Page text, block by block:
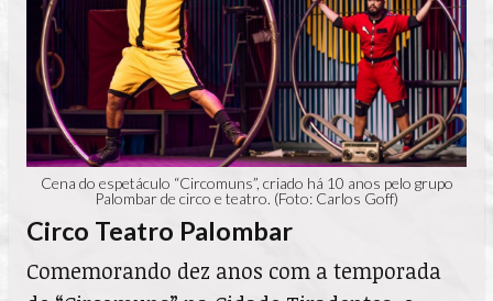
Cena do espetáculo “Circomuns”, criado há 10 anos pelo grupo
Palombar de circo e teatro. (Foto: Carlos Goff)
Circo Teatro Palombar
Comemorando dez anos com a temporada